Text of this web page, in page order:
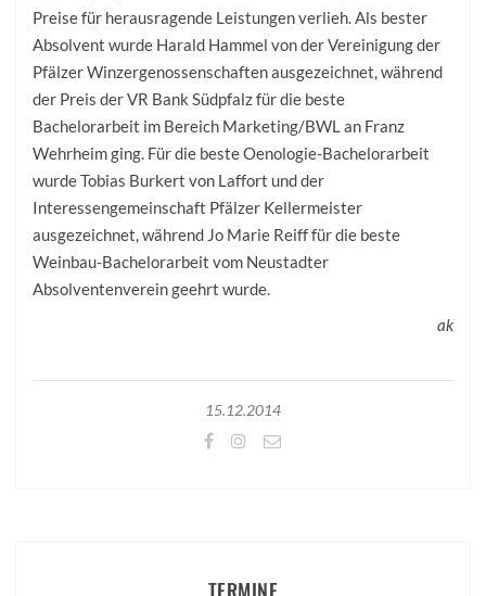
Preise für herausragende Leistungen verlieh. Als bester
Absolvent wurde Harald Hammel von der Vereinigung der
Pfälzer Winzergenossenschaften ausgezeichnet, während
der Preis der VR Bank Südpfalz für die beste
Bachelorarbeit im Bereich Marketing/BWL an Franz
Wehrheim ging. Für die beste Oenologie-Bachelorarbeit
wurde Tobias Burkert von Laffort und der
Interessengemeinschaft Pfälzer Kellermeister
ausgezeichnet, während Jo Marie Reiff für die beste
Weinbau-Bachelorarbeit vom Neustadter
Absolventenverein geehrt wurde.
ak
15.12.2014
TERMINE